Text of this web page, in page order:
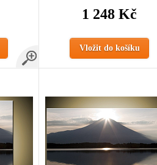
1 248 Kč
Vložit do košíku